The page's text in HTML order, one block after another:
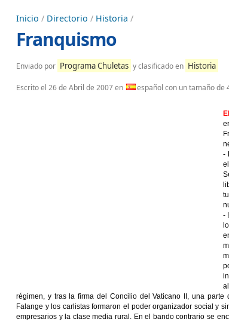
Inicio / Directorio / Historia /
Franquismo
Enviado por Programa Chuletas y clasificado en Historia
Escrito el 26 de Abril de 2007en español con un tamaño de
-
-
régimen, y tras la firma del Concilio del Vaticano II, una
Falange y los carlistas formaron el poder organizador social y
empresarios y la clase media rural. En el bando contrario se